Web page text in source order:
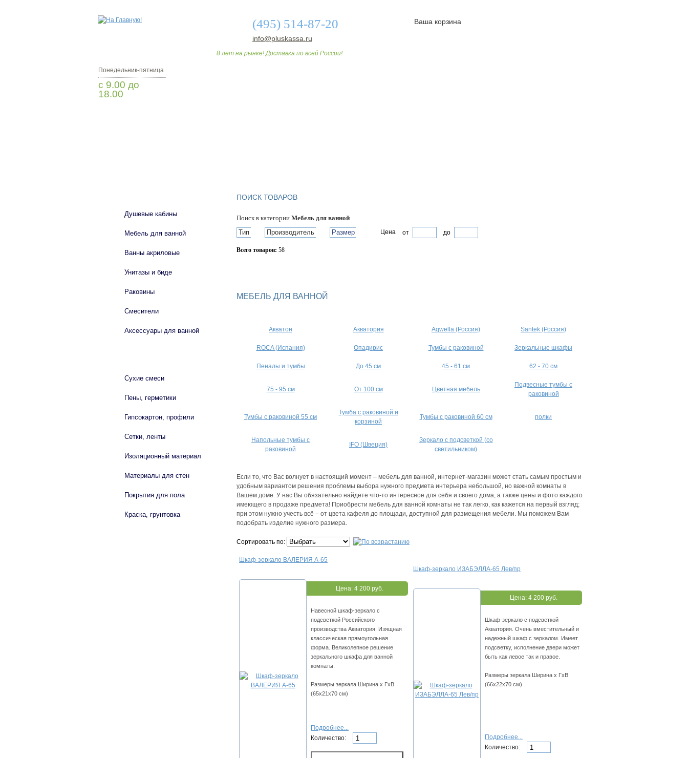
(495) 514-87-20
info@pluskassa.ru
8 лет на рынке! Доставка по всей России!
Ваша корзина
Понедельник-пятница
с 9.00 до
18.00
ПОИСК ТОВАРОВ
Поиск в категории Мебель для ванной
Тип
Производитель Размер Цена от до
Всего товаров: 58
МЕБЕЛЬ ДЛЯ ВАННОЙ
Акватон Акватория Aqwella (Россия) Santek (Россия)
ROCA (Испания) Опадирис Тумбы с раковиной Зеркальные шкафы
Пеналы и тумбы До 45 см 45 - 61 см 62 - 70 см
75 - 95 см От 100 см Цветная мебель
Подвесные тумбы с
раковиной
Тумбы с раковиной 55 см
Тумба с раковиной и
корзиной
Тумбы с раковиной 60 см полки
Напольные тумбы с
раковиной
IFO (Швеция)
Зеркало с подсветкой (со
светильником)
Если то, что Вас волнует в настоящий момент – мебель для ванной, интернет-магазин может стать самым простым и
удобным вариантом решения проблемы выбора нужного предмета интерьера небольшой, но важной комнаты в
Вашем доме. У нас Вы обязательно найдете что-то интересное для себя и своего дома, а также цены и фото каждого
имеющего в продаже предмета! Приобрести мебель для ванной комнаты не так легко, как кажется на первый взгляд;
при этом нужно учесть всё – от цвета кафеля до площади, доступной для размещения мебели. Мы поможем Вам
подобрать изделие нужного размера.
Сортировать по:
Шкаф-зеркало ВАЛЕРИЯ А-65
Цена: 4 200 руб.
Навесной шкаф-зеркало с
подсветкой Российского
производства Акватория. Изящная
классическая прямоугольная
форма. Великолепное решение
зеркального шкафа для ванной
комнаты.
Размеры зеркала Ширина х ГхВ
(65х21х70 см)
Подробнее...
Количество:
Шкаф-зеркало ИЗАБЭЛЛА-65 Лев/пр
Цена: 4 200 руб.
Шкаф-зеркало с подсветкой
Акватория. Очень вместительный и
надежный шкаф с зеркалом. Имеет
подсветку, исполнение двери может
быть как левое так и правое.
Размеры зеркала Ширина х ГхВ
(66х22х70 см)
Подробнее...
Количество:
Душевые кабины
Мебель для ванной
Ванны акриловые
Унитазы и биде
Раковины
Смесители
Аксессуары для ванной
Сухие смеси
Пены, герметики
Гипсокартон, профили
Сетки, ленты
Изоляционный материал
Материалы для стен
Покрытия для пола
Краска, грунтовка